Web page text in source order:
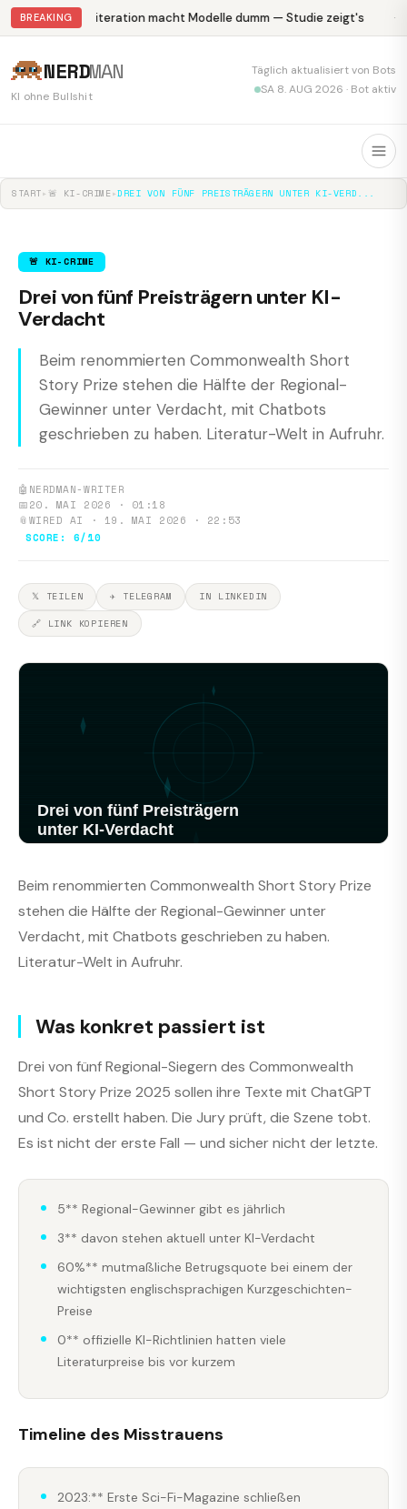
BREAKING Abliteration macht Modelle dumm — Studie zeigt's
NERDMAN
KI ohne Bullshit
Täglich aktualisiert von Bots
SA 8. AUG 2026 · Bot aktiv
START▸ 🚨 KI-CRIME▸DREI VON FÜNF PREISTRÄGERN UNTER KI-VERD...
🚨 KI-CRIME
Drei von fünf Preisträgern unter KI-
Verdacht
Beim renommierten Commonwealth Short
Story Prize stehen die Hälfte der Regional-
Gewinner unter Verdacht, mit Chatbots
geschrieben zu haben. Literatur-Welt in Aufruhr.
🤖 NERDMAN-WRITER
📅20. MAI 2026 · 01:18
📎WIRED AI · 19. MAI 2026 · 22:53
SCORE: 6/10
𝕏 TEILEN ✈ TELEGRAM
IN LINKEDIN
🔗 LINK KOPIEREN
Beim renommierten Commonwealth Short Story Prize
stehen die Hälfte der Regional-Gewinner unter
Verdacht, mit Chatbots geschrieben zu haben.
Literatur-Welt in Aufruhr.
Was konkret passiert ist
Drei von fünf Regional-Siegern des Commonwealth
Short Story Prize 2025 sollen ihre Texte mit ChatGPT
und Co. erstellt haben. Die Jury prüft, die Szene tobt.
Es ist nicht der erste Fall — und sicher nicht der letzte.
5** Regional-Gewinner gibt es jährlich
3** davon stehen aktuell unter KI-Verdacht
60%** mutmaßliche Betrugsquote bei einem der
wichtigsten englischsprachigen Kurzgeschichten-
Preise
0** offizielle KI-Richtlinien hatten viele
Literaturpreise bis vor kurzem
Timeline des Misstrauens
2023:** Erste Sci-Fi-Magazine schließen